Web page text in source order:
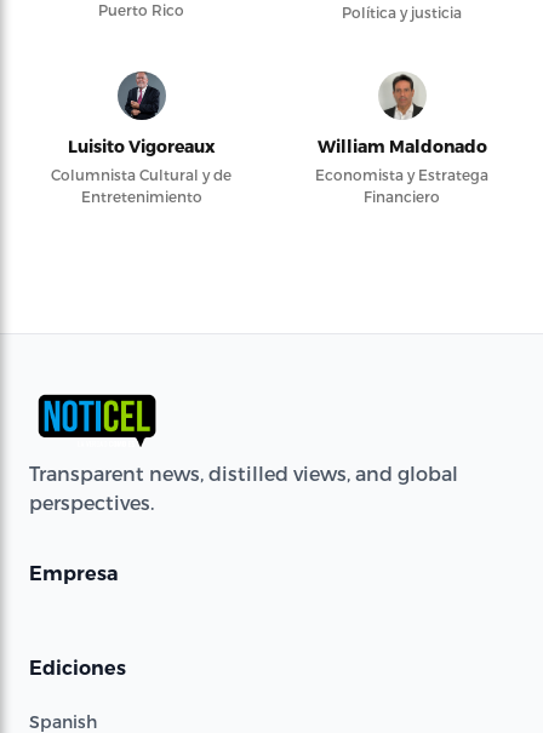
Puerto Rico
Política y justicia
Luisito Vigoreaux
Columnista Cultural y de
Entretenimiento
William Maldonado
Economista y Estratega
Financiero
Transparent news, distilled views, and global
perspectives.
Empresa
Ediciones
Spanish